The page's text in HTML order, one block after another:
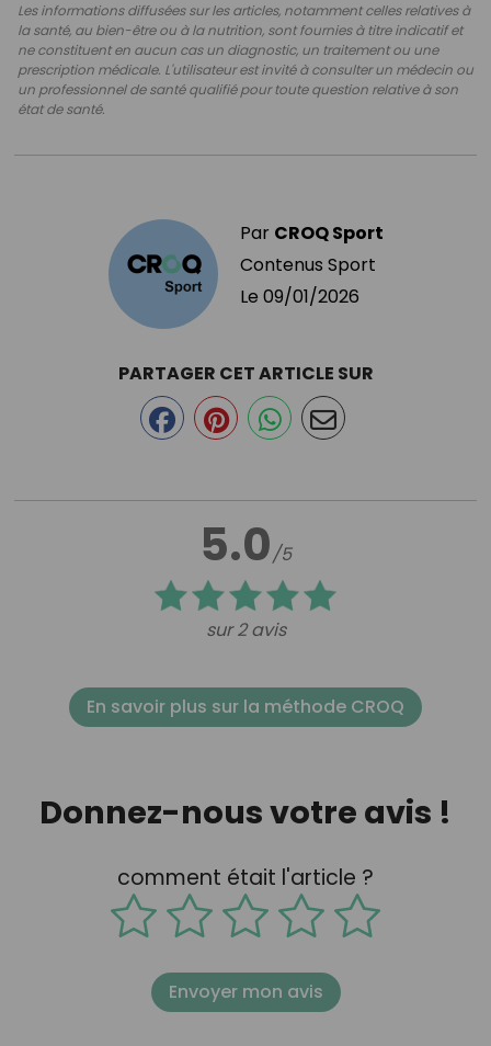
Les informations diffusées sur les articles, notamment celles relatives à
la santé, au bien-être ou à la nutrition, sont fournies à titre indicatif et
ne constituent en aucun cas un diagnostic, un traitement ou une
prescription médicale. L'utilisateur est invité à consulter un médecin ou
un professionnel de santé qualifié pour toute question relative à son
état de santé.
Par CROQ Sport
Contenus Sport
Le 09/01/2026
5.0/5
sur 2 avis
PARTAGER CET ARTICLE SUR
En savoir plus sur la méthode CROQ
Donnez-nous votre avis !
comment était l'article ?
Envoyer mon avis